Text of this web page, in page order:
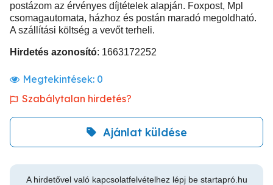
postázom az érvényes díjtételek alapján. Foxpost, Mpl
csomagautomata, házhoz és postán maradó megoldható.
A szállítási költség a vevőt terheli.
Hirdetés azonosító: 1663172252
Megtekintések: 0
Szabálytalan hirdetés?
Ajánlat küldése
A hirdetővel való kapcsolatfelvételhez lépj be startapró.hu